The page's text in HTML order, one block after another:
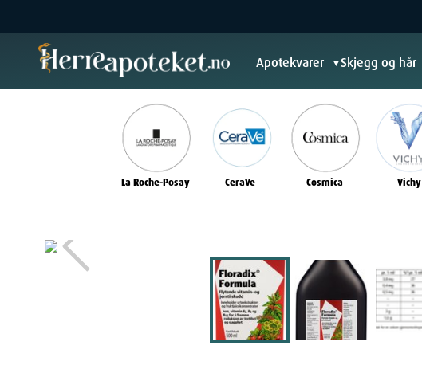
Apotekvarer ▼Skjegg og hår
La Roche-Posay CeraVe Cosmica Vichy